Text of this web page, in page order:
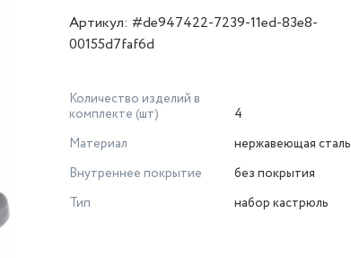
Артикул: #de947422-7239-11ed-83e8-
00155d7faf6d
Количество изделий в
комплекте (шт)
4
Материал
нержавеющая сталь
Внутреннее покрытие
без покрытия
Тип
набор кастрюль